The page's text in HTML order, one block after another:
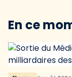
En ce